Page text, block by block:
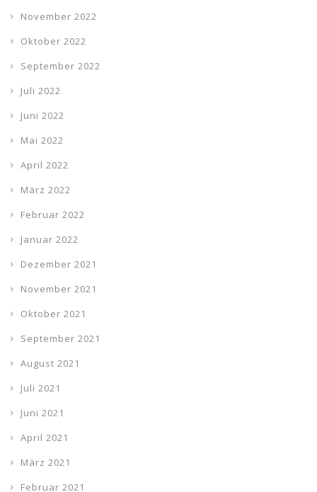
November 2022
Oktober 2022
September 2022
Juli 2022
Juni 2022
Mai 2022
April 2022
März 2022
Februar 2022
Januar 2022
Dezember 2021
November 2021
Oktober 2021
September 2021
August 2021
Juli 2021
Juni 2021
April 2021
März 2021
Februar 2021